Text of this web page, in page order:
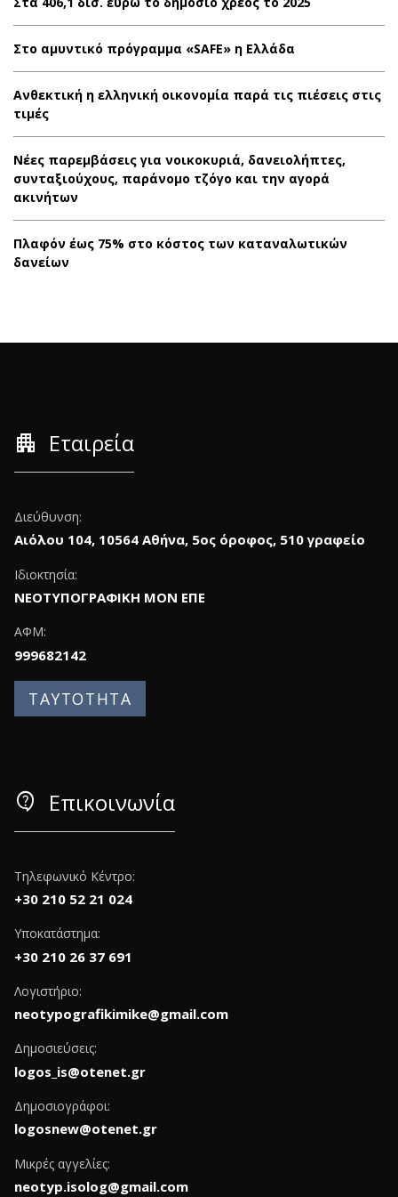
Στο αμυντικό πρόγραμμα «SAFE» η Ελλάδα
Ανθεκτική η ελληνική οικονομία παρά τις πιέσεις στις
τιμές
Νέες παρεμβάσεις για νοικοκυριά, δανειολήπτες,
συνταξιούχους, παράνομο τζόγο και την αγορά
ακινήτων
Πλαφόν έως 75% στο κόστος των καταναλωτικών
δανείων
apartment Εταιρεία
Διεύθυνση:
Αιόλου 104, 10564 Αθήνα, 5ος όροφος, 510 γραφείο
Ιδιοκτησία:
ΝΕΟΤΥΠΟΓΡΑΦΙΚΗ ΜΟΝ ΕΠΕ
ΑΦΜ:
999682142
ΤΑΥΤΟΤΗΤΑ
contact_support Επικοινωνία
Τηλεφωνικό Κέντρο:
+30 210 52 21 024
Υποκατάστημα:
+30 210 26 37 691
Λογιστήριο:
neotypografikimike@gmail.com
Δημοσιεύσεις:
logos_is@otenet.gr
Δημοσιογράφοι:
logosnew@otenet.gr
Μικρές αγγελίες:
neotyp.isolog@gmail.com